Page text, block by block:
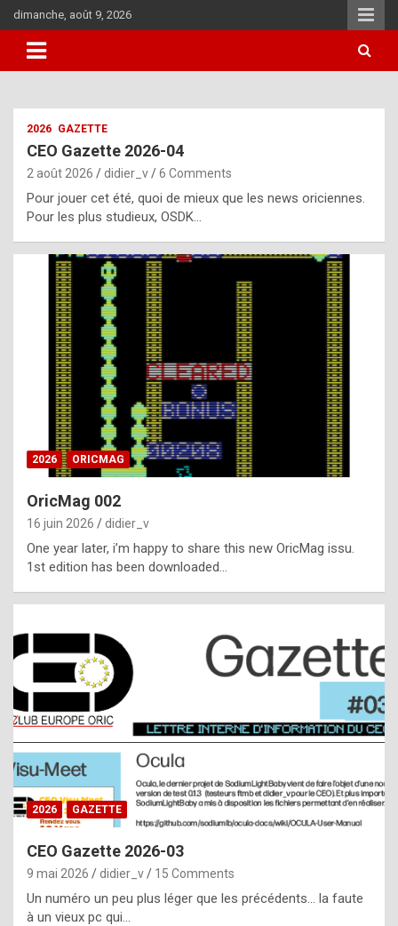
Skip
to
content
dimanche, août 9, 2026
i
u
l
y
d
i
ff
i
l
t
t
s
t
a
s
i
e
f
2026 GAZETTE
CEO Gazette 2026-04
2 août 2026 didier_v 6 Comments
Pour jouer cet été, quoi de mieux que les news oriciennes.
Pour les plus studieux, OSDK…
2026 ORICMAG
OricMag 002
16 juin 2026 didier_v
One year later, i’m happy to share this new OricMag issu.
1st edition has been downloaded…
2026 GAZETTE
CEO Gazette 2026-03
9 mai 2026 didier_v 15 Comments
Un numéro un peu plus léger que les précédents… la faute
à un vieux pc qui…